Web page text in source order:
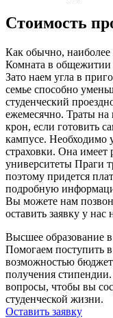
Стоимость
Как обычно, наиболее
Комната в общежитии
Зато наем угла в
семье способно
студенческий
ежемесячно. Траты
крон, если готовить
кампусе. Необходимо
страховки. Она имеет
университеты Праги
поэтому придется
подробную
Вы можете нам
оставить заявку у
Высшее образование
Помогаем поступить
возможностью
получения
вопросы, чтобы вы
студенческой жизни.
Оставить заявку